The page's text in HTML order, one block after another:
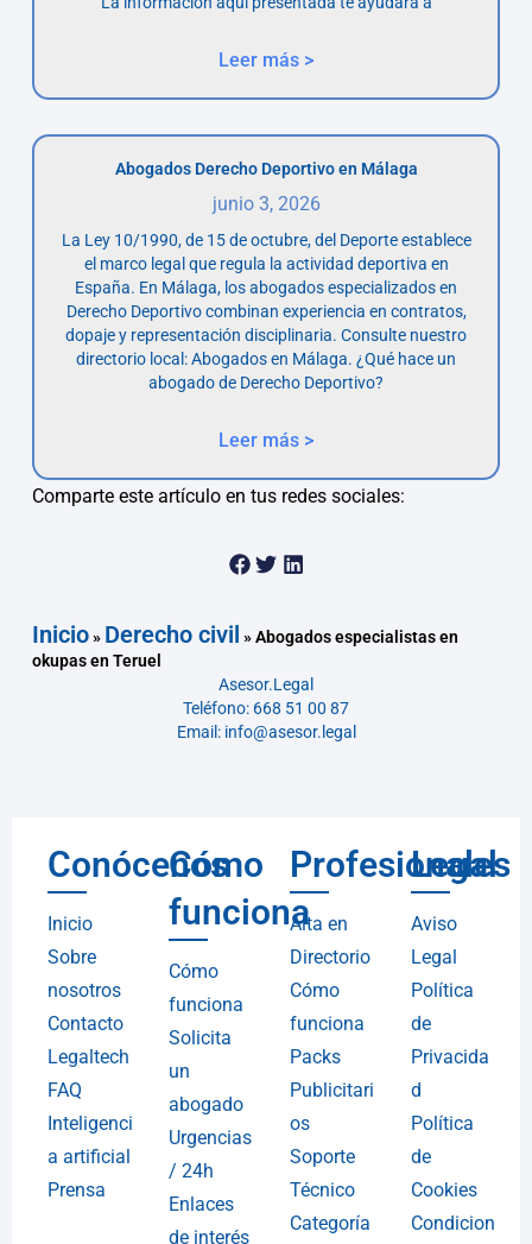
Leer más >
Abogados Derecho Deportivo en Málaga
junio 3, 2026
La Ley 10/1990, de 15 de octubre, del Deporte establece
el marco legal que regula la actividad deportiva en
España. En Málaga, los abogados especializados en
Derecho Deportivo combinan experiencia en contratos,
dopaje y representación disciplinaria. Consulte nuestro
directorio local: Abogados en Málaga. ¿Qué hace un
abogado de Derecho Deportivo?
Leer más >
Comparte este artículo en tus redes sociales:
Inicio» Derecho civil »Abogados especialistas en
okupas en Teruel
Asesor.Legal
Teléfono: 668 51 00 87
Email: info@asesor.legal
Conócenos
Inicio
Sobre
nosotros
Contacto
Legaltech
FAQ
Inteligenci
a artificial
Prensa
Cómo
funciona
Cómo
funciona
Solicita
un
abogado
Urgencias
/ 24h
Enlaces
de interés
Profesionales
Alta en
Directorio
Cómo
funciona
Packs
Publicitari
os
Soporte
Técnico
Categoría
Legal
Aviso
Legal
Política
de
Privacida
d
Política
de
Cookies
Condicion